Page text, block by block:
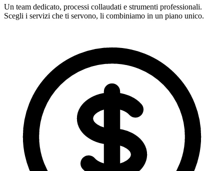
Un team dedicato, processi collaudati e strumenti professionali.
Scegli i servizi che ti servono, li combiniamo in un piano unico.